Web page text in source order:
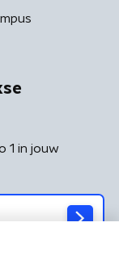
1 in jouw